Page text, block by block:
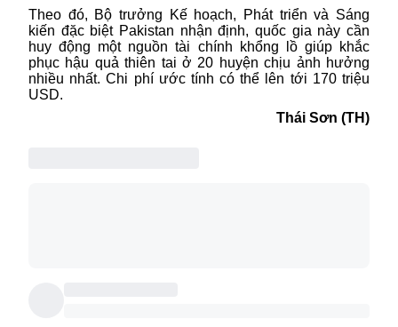
Theo đó, Bộ trưởng Kế hoạch, Phát triển và Sáng
kiến đặc biệt Pakistan nhận định, quốc gia này cần
huy động một nguồn tài chính khổng lồ giúp khắc
phục hậu quả thiên tai ở 20 huyện chịu ảnh hưởng
nhiều nhất. Chi phí ước tính có thể lên tới 170 triệu
USD.
Thái Sơn (TH)